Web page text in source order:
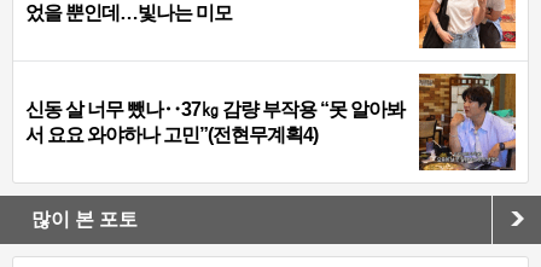
었을 뿐인데…빛나는 미모
신동 살 너무 뺐나‥37㎏ 감량 부작용 “못 알아봐
서 요요 와야하나 고민”(전현무계획4)
많이 본 포토